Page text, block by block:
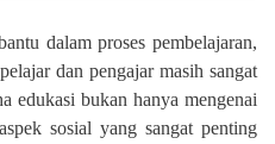
dalam proses pembelajaran,
dan pengajar masih sangat
edukasi bukan hanya mengenai
sosial yang sangat penting